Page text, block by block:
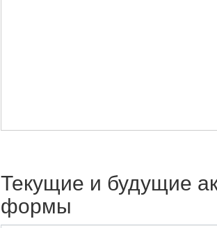
Текущие и будущие
формы